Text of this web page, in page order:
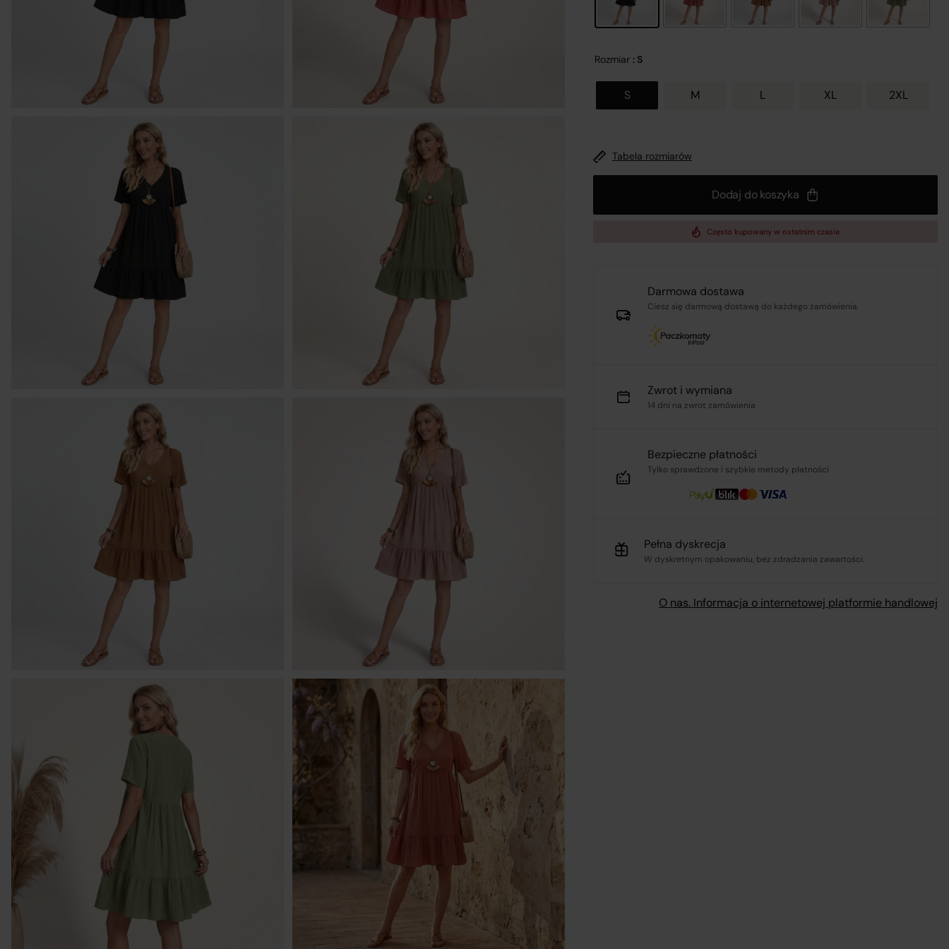
Rozmiar : S
S M L XL 2XL
Tabela rozmiarów
Dodaj do koszyka
Często kupowany w ostatnim czasie
Darmowa dostawa
Ciesz się darmową dostawą do każdego zamówienia.
Zwrot i wymiana
14 dni na zwrot zamówienia
Bezpieczne płatności
Tylko sprawdzone i szybkie metody płatności
Pełna dyskrecja
W dyskretnym opakowaniu, bez zdradzania zawartości.
O nas. Informacja o internetowej platformie handlowej
Informacje o platformie handlowej Zamknij
W wykonaniu obowiązków wynikających z
30 maja 2014 r. o prawach konsumenta (Dz.U. 2014 poz. 827, z
oraz mając na uwadze konieczność zachowania
transparentności względem konsumentów dokonujących
czynności cywilnoprawnych w postaci zawierania umów
sprzedaży na odległość, spółka R&B COMMERCE SPÓŁKA Z
OGRANICZONĄ ODPOWIEDZIALNOŚCIĄ
1 MAJA 30A, 45-355 wpisana do Rejestru Przedsiębiorców
Krajowego Rejestru Sądowego pod numerem KRS: 0001182670,
posiadająca NIP: 7543380134 oraz REGON: 542188455, jako
podmiot prowadzący internetową platformę handlową
w rozumieniu art. 2 pkt 8 ustawy o prawach konsumenta,
niniejszym informuje, iż:
Platforma Verenza.pl stanowi internetową platformę handlową,
której operatorem i usługodawcą w rozumieniu przepisów
ustawy o świadczeniu usług drogą elektroniczną jest spółka
R&B Commerce spółka z ograniczoną odpowiedzialnością,
działająca w charakterze pośrednika umożliwiającego
konsumentom zawieranie umów sprzedaży na odległość z
osobami trzecimi, tj. zewnętrznymi przedsiębiorcami,
niezależnymi od R&B Commerce spółka z ograniczoną
odpowiedzialnością, dalej jako „Sprzedawcy”.
Platforma Verenza.pl prowadzona jest przez R&B Commerce
spółka z ograniczoną odpowiedzialnością jako dostawcę
platformy.
Umowy zawierane są pomiędzy konsumentami a zewnętrznymi
przedsiębiorcami (Sprzedawcami), którzy prezentują swoje
oferty handlowe za pośrednictwem platformy. Operator
Platformy – R&B Commerce spółka z ograniczoną
odpowiedzialnością. – nie jest stroną umowy sprzedaży
zawieranej z Klientem (konsumentem).
Sprzedawcami są niezależni przedsiębiorcy współpracujący z
operatorem Platformy i korzystający z niej w celu oferowania
swoich produktów.